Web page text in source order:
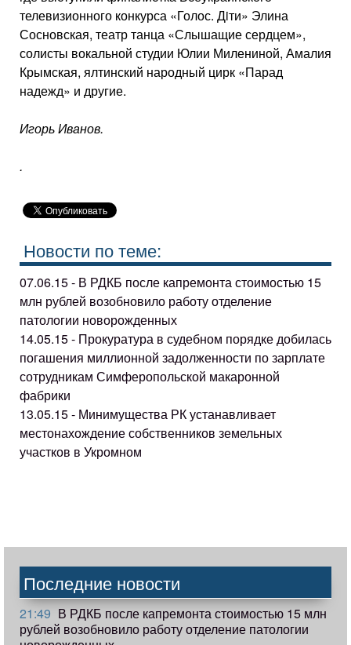
телевизионного конкурса «Голос. Дiти» Элина
Сосновская, театр танца «Слышащие сердцем»,
солисты вокальной студии Юлии Милениной, Амалия
Крымская, ялтинский народный цирк «Парад
надежд» и другие.
Игорь Иванов.
.
Новости по теме:
07.06.15 - В РДКБ после капремонта стоимостью 15
млн рублей возобновило работу отделение
патологии новорожденных
14.05.15 - Прокуратура в судебном порядке добилась
погашения миллионной задолженности по зарплате
сотрудникам Симферопольской макаронной
фабрики
13.05.15 - Минимущества РК устанавливает
местонахождение собственников земельных
участков в Укромном
Последние новости
21:49 В РДКБ после капремонта стоимостью 15 млн
рублей возобновило работу отделение патологии